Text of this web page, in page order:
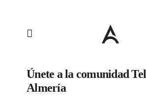
Únete a la comunidad
Almería